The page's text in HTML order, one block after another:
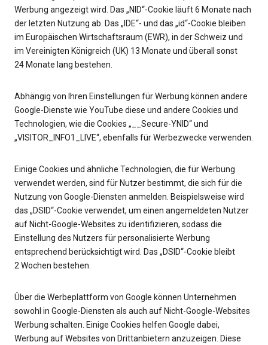
Werbung angezeigt wird. Das „NID“-Cookie läuft 6 Monate nach
der letzten Nutzung ab. Das „IDE“- und das „id“-Cookie bleiben
im Europäischen Wirtschaftsraum (EWR), in der Schweiz und
im Vereinigten Königreich (UK) 13 Monate und überall sonst
24 Monate lang bestehen.
Abhängig von Ihren Einstellungen für Werbung können andere
Google-Dienste wie YouTube diese und andere Cookies und
Technologien, wie die Cookies „__Secure-YNID“ und
„VISITOR_INFO1_LIVE“, ebenfalls für Werbezwecke verwenden.
Einige Cookies und ähnliche Technologien, die für Werbung
verwendet werden, sind für Nutzer bestimmt, die sich für die
Nutzung von Google-Diensten anmelden. Beispielsweise wird
das „DSID“-Cookie verwendet, um einen angemeldeten Nutzer
auf Nicht-Google-Websites zu identifizieren, sodass die
Einstellung des Nutzers für personalisierte Werbung
entsprechend berücksichtigt wird. Das „DSID“-Cookie bleibt
2 Wochen bestehen.
Über die Werbeplattform von Google können Unternehmen
sowohl in Google-Diensten als auch auf Nicht-Google-Websites
Werbung schalten. Einige Cookies helfen Google dabei,
Werbung auf Websites von Drittanbietern anzuzeigen. Diese